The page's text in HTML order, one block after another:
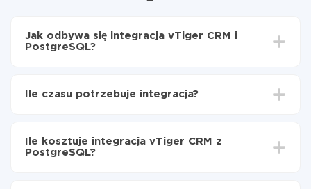
Jak odbywa się integracja vTiger CRM i
PostgreSQL?
PostgreSQL
vTiger CRM do PostgreSQL
Ile czasu potrzebuje integracja?
od 5 do 30 minut. Konfiguracja zajmuje średnio 10-15
minut.
Ile kosztuje integracja vTiger CRM z
PostgreSQL?